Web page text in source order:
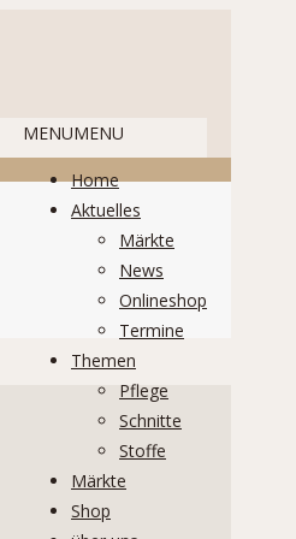
MENUMENU
Home
Aktuelles
Märkte
News
Onlineshop
Termine
Themen
Pflege
Schnitte
Stoffe
Märkte
Shop